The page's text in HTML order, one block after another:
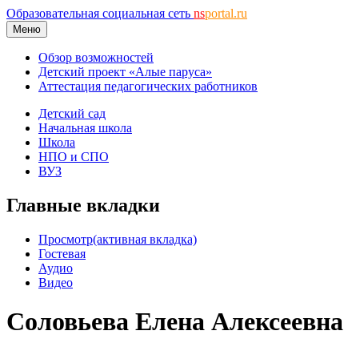
Образовательная социальная сеть nsportal.ru
Меню
Обзор возможностей
Детский проект «Алые паруса»
Аттестация педагогических работников
Детский сад
Начальная школа
Школа
НПО и СПО
ВУЗ
Главные вкладки
Просмотр(активная вкладка)
Гостевая
Аудио
Видео
Соловьева Елена Алексеевна